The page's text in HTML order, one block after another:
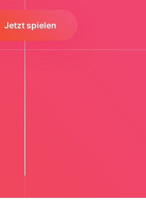
Jetzt spielen